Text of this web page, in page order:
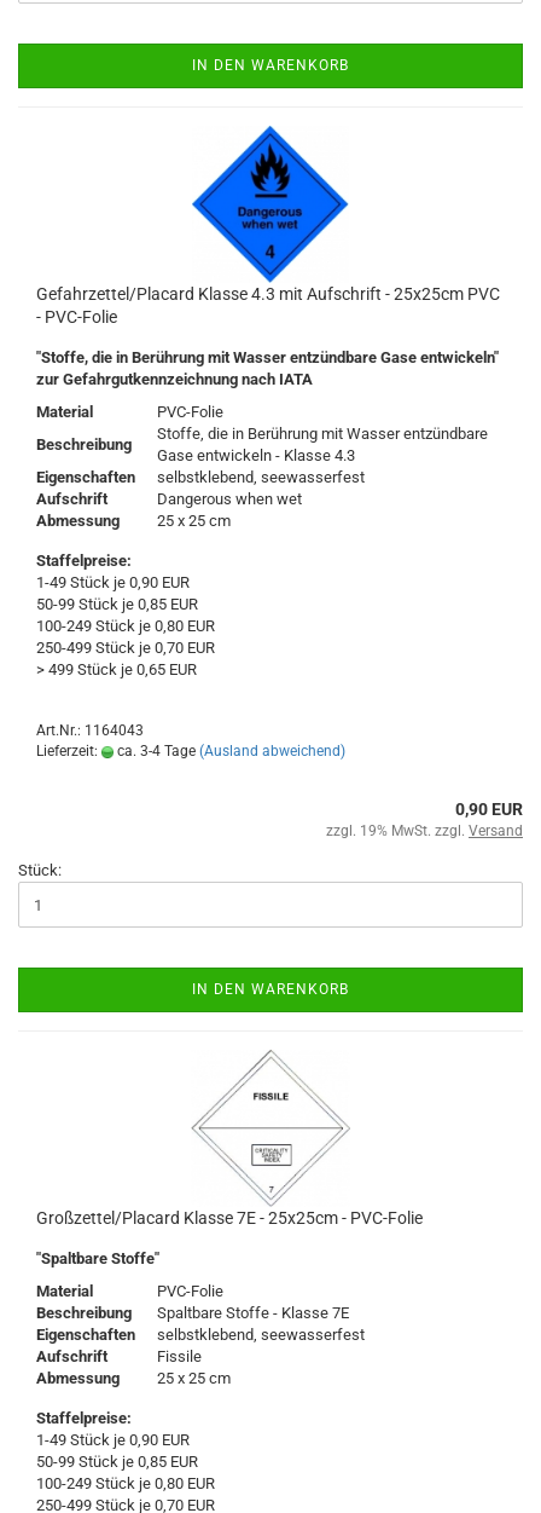
IN DEN WARENKORB
Gefahrzettel/Placard Klasse 4.3 mit Aufschrift - 25x25cm PVC
- PVC-Folie
"Stoffe, die in Berührung mit Wasser entzündbare Gase entwickeln"
zur Gefahrgutkennzeichnung nach IATA
Material
PVC-Folie
Beschreibung
Stoffe, die in Berührung mit Wasser entzündbare
Gase entwickeln - Klasse 4.3
Eigenschaften
selbstklebend, seewasserfest
Aufschrift
Dangerous when wet
Abmessung
25 x 25 cm
Staffelpreise:
1-49 Stück je 0,90 EUR
50-99 Stück je 0,85 EUR
100-249 Stück je 0,80 EUR
250-499 Stück je 0,70 EUR
> 499 Stück je 0,65 EUR
Art.Nr.: 1164043
Lieferzeit:
ca. 3-4 Tage (Ausland abweichend)
0,90 EUR
zzgl. 19% MwSt. zzgl. Versand
Stück:
IN DEN WARENKORB
Großzettel/Placard Klasse 7E - 25x25cm - PVC-Folie
"Spaltbare Stoffe"
Material
PVC-Folie
Beschreibung
Spaltbare Stoffe - Klasse 7E
Eigenschaften
selbstklebend, seewasserfest
Aufschrift
Fissile
Abmessung
25 x 25 cm
Staffelpreise:
1-49 Stück je 0,90 EUR
50-99 Stück je 0,85 EUR
100-249 Stück je 0,80 EUR
250-499 Stück je 0,70 EUR